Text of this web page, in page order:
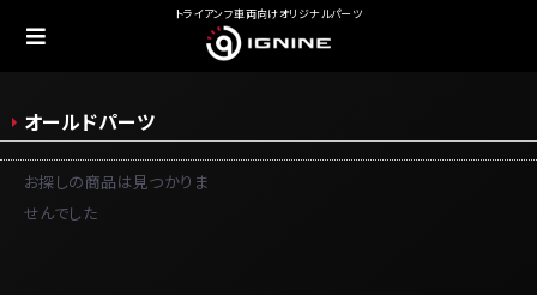
トライアンフ車両向けオリジナルパーツ
オールドパーツ
お探しの商品は見つかりま
せんでした